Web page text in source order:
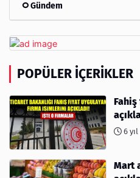
Gündem
POPÜLER İÇERIKLER
6
Mart